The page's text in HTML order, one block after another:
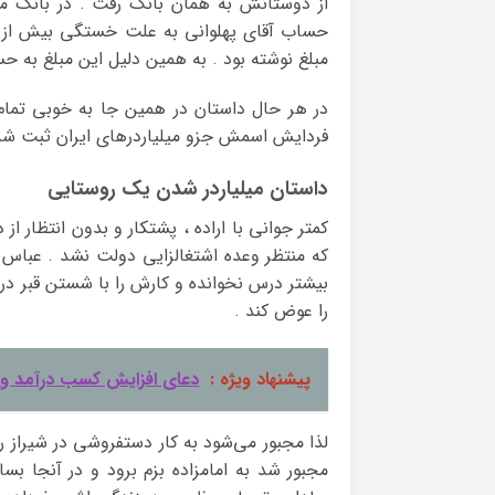
حساب آقای پهلوانی به علت خستگی بیش از
مبلغ نوشته بود . به همین دلیل این مبلغ
در هر حال داستان در همین جا به خوبی
فردایش اسمش جزو میلیاردرهای ایران ثبت
داستان میلیاردر شدن یک روستایی
کمتر جوانی با اراده ، پشتکار و بدون انتظار
بیشتر درس نخوانده و کارش را با شستن
را عوض کند .
پیشنهاد ویژه : دعای افزایش کسب درآمد
لذا مجبور می‌شود به کار دستفروشی در
مجبور شد به امامزاده بزم برود و در